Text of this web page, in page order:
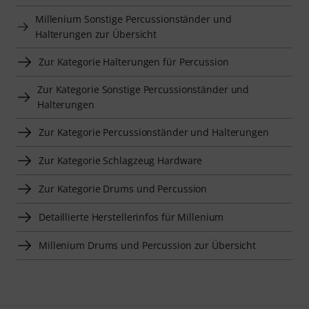
Millenium Sonstige Percussionständer und
Halterungen zur Übersicht
Zur Kategorie Halterungen für Percussion
Zur Kategorie Sonstige Percussionständer und
Halterungen
Zur Kategorie Percussionständer und Halterungen
Zur Kategorie Schlagzeug Hardware
Zur Kategorie Drums und Percussion
Detaillierte Herstellerinfos für Millenium
Millenium Drums und Percussion zur Übersicht